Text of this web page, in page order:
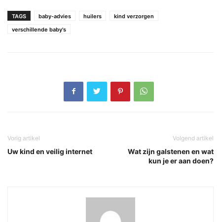
TAGS baby-advies huilers
kind verzorgen
verschillende baby's
Vorig artikel
Uw kind en veilig internet
Volgend artikel
Wat zijn galstenen en wat
kun je er aan doen?